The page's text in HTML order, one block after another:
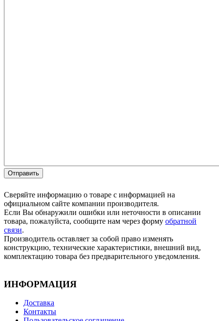
Сверяйте информацию о товаре с информацией на
официальном сайте компании производителя.
Если Вы обнаружили ошибки или неточности в описании
товара, пожалуйста, сообщите нам через форму обратной
связи.
Производитель оставляет за собой право изменять
конструкцию, технические характеристики, внешний вид,
комплектацию товара без предварительного уведомления.
ИНФОРМАЦИЯ
Доставка
Контакты